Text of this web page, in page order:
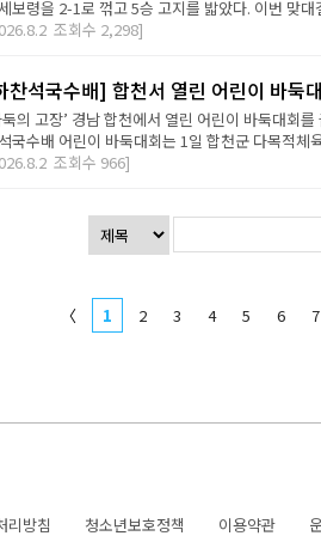
보령을 2-1로 꺾고 5승 고지를 밟았다. 이번 맞
조회수 2,298]
찬석국수배] 합천서 열린 어린이 바둑
둑의 고장’ 경남 합천에서 열린 어린이 바둑대회
국수배 어린이 바둑대회는 1일 합천군 다목적체
조회수 966]
〈 1 2 3 4 5 6 7
리방침 청소년보호정책 이용약관